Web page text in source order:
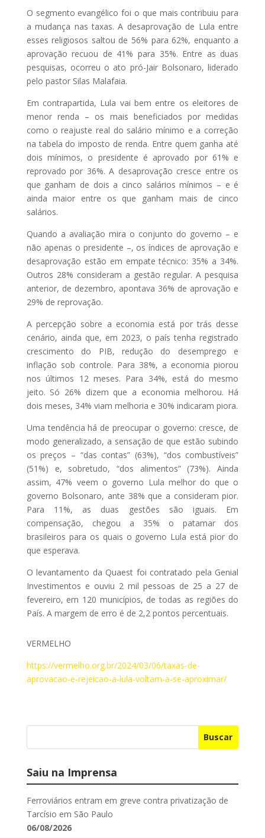
O segmento evangélico foi o que mais contribuiu para
a mudança nas taxas. A desaprovação de Lula entre
esses religiosos saltou de 56% para 62%, enquanto a
aprovação recuou de 41% para 35%. Entre as duas
pesquisas, ocorreu o ato pró-Jair Bolsonaro, liderado
pelo pastor Silas Malafaia.
Em contrapartida, Lula vai bem entre os eleitores de
menor renda – os mais beneficiados por medidas
como o reajuste real do salário mínimo e a correção
na tabela do imposto de renda. Entre quem ganha até
dois mínimos, o presidente é aprovado por 61% e
reprovado por 36%. A desaprovação cresce entre os
que ganham de dois a cinco salários mínimos – e é
ainda maior entre os que ganham mais de cinco
salários.
Quando a avaliação mira o conjunto do governo – e
não apenas o presidente –, os índices de aprovação e
desaprovação estão em empate técnico: 35% a 34%.
Outros 28% consideram a gestão regular. A pesquisa
anterior, de dezembro, apontava 36% de aprovação e
29% de reprovação.
A percepção sobre a economia está por trás desse
cenário, ainda que, em 2023, o país tenha registrado
crescimento do PIB, redução do desemprego e
inflação sob controle. Para 38%, a economia piorou
nos últimos 12 meses. Para 34%, está do mesmo
jeito. Só 26% dizem que a economia melhorou. Há
dois meses, 34% viam melhoria e 30% indicaram piora.
Uma tendência há de preocupar o governo: cresce, de
modo generalizado, a sensação de que estão subindo
os preços – “das contas” (63%), “dos combustíveis”
(51%) e, sobretudo, “dos alimentos” (73%). Ainda
assim, 47% veem o governo Lula melhor do que o
governo Bolsonaro, ante 38% que a consideram pior.
Para 11%, as duas gestões são iguais. Em
compensação, chegou a 35% o patamar dos
brasileiros para os quais o governo Lula está pior do
que esperava.
O levantamento da Quaest foi contratado pela Genial
Investimentos e ouviu 2 mil pessoas de 25 a 27 de
fevereiro, em 120 municípios, de todas as regiões do
País. A margem de erro é de 2,2 pontos percentuais.
VERMELHO
https://vermelho.org.br/2024/03/06/taxas-de-
aprovacao-e-rejeicao-a-lula-voltam-a-se-aproximar/
Buscar
Saiu na Imprensa
Ferroviários entram em greve contra privatização de
Tarcísio em São Paulo
06/08/2026